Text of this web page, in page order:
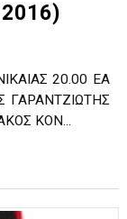
20.00 ΕΑ
ΓΑΡΑΝΤΖΙΩΤΗΣ
ΚΟΝ...